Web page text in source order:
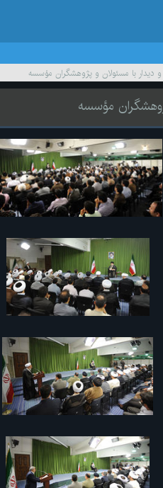
و دیدار با مسئولان و پژوهشگران مؤسسه
مؤسسه